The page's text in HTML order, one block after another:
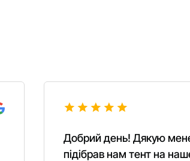
Добрий день! Дякую
підібрав нам тент на